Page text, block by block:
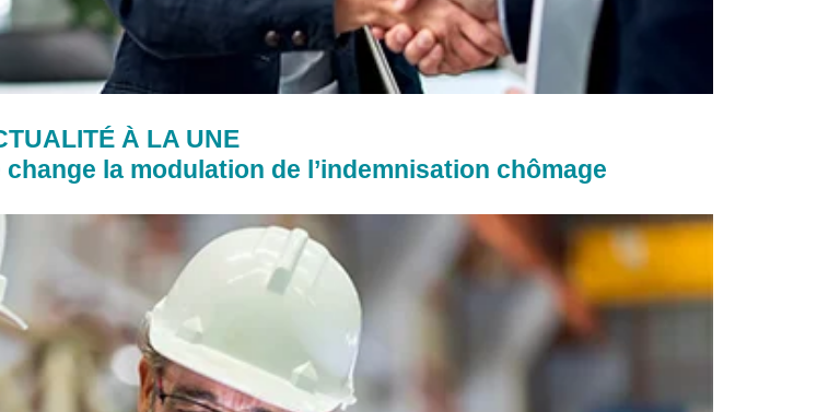
À LA UNE
la modulation de l’indemnisation chômage